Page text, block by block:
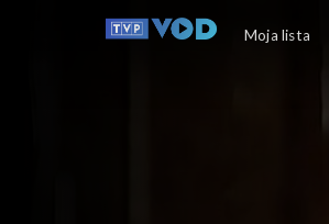
Tanie dranie
Moja lista